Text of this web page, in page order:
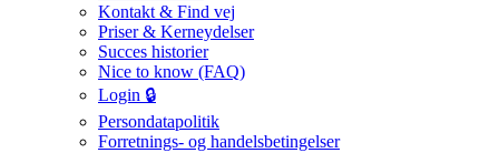
Kontakt & Find vej
Priser & Kerneydelser
Succes historier
Nice to know (FAQ)
Login 🔒
Persondatapolitik
Forretnings- og handelsbetingelser